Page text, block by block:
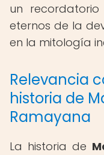
un
eternos de la
en la mitología
Relevancia
historia de
Ramayana
La historia de